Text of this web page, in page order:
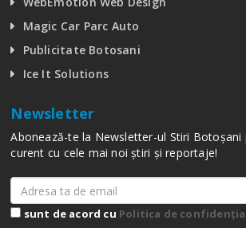
Magic Car Parc Auto
Publicitate Botosani
Ice It Solutions
Newsletter
Abonează-te la Newsletter-ul Stiri Botoșani
curent cu cele mai noi știri și reportaje!
sunt de acord cu Politica de